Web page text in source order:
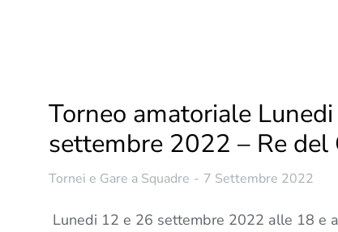
Torneo amatoriale
settembre 2022 – Re del
Tornei e Gare a Squadre 7 Settembre 2022
Lunedi 12 e 26 settembre 2022 alle 18 e